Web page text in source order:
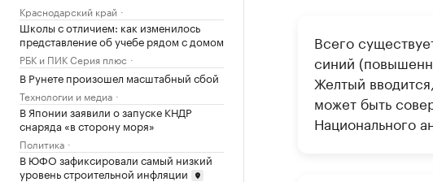
Краснодарский край
Школы с отличием: как изменилось
представление об учебе рядом с домом
РБК и ПИК Серия плюс
В Рунете произошел масштабный сбой
Технологии и медиа
В Японии заявили о запуске КНДР
снаряда «в сторону моря»
Политика
В ЮФО зафиксировали самый низкий
уровень строительной инфляции
Всего
синий
Желтый
может быть
Национального